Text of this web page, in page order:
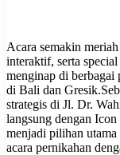
Acara semakin
interaktif, serta
menginap di berbagai
di Bali dan
strategis di Jl. Dr.
langsung dengan
menjadi pilihan
acara pernikahan